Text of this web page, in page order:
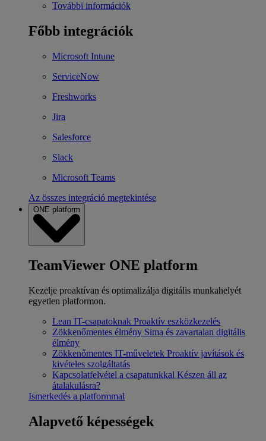
További információk
Főbb integrációk
Microsoft Intune
ServiceNow
Freshworks
Jira
Salesforce
Slack
Microsoft Teams
Az összes integráció megtekintése
ONE platform
TeamViewer ONE platform
Kezelje proaktívan és optimalizálja digitális munkahelyét
egyetlen platformon.
Lean IT-csapatoknak Proaktív eszközkezelés
Zökkenőmentes élmény Sima és zavartalan digitális
élmény
Zökkenőmentes IT-műveletek Proaktív javítások és
kivételes szolgáltatás
Kapcsolatfelvétel a csapatunkkal Készen áll az
átalakulásra?
Ismerkedés a platformmal
Alapvető képességek